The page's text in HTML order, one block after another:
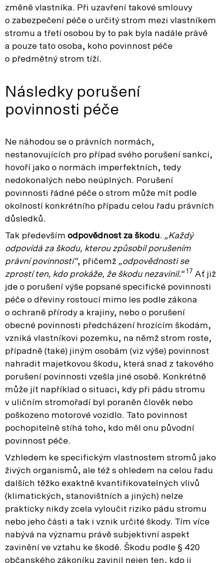
změně vlastníka. Při uzavření takové smlouvy
o zabezpečení péče o určitý strom mezi vlastníkem
stromu a třetí osobou by to pak byla nadále právě
a pouze tato osoba, koho povinnost péče
o předmětný strom tíží.
Následky porušení
povinnosti péče
Ne náhodou se o právních normách,
nestanovujících pro případ svého porušení sankci,
hovoří jako o normách imperfektních, tedy
nedokonalých nebo neúplných. Porušení
povinnosti řádné péče o strom může mít podle
okolností konkrétního případu celou řadu právních
důsledků.
Tak především odpovědnost za škodu. „Každý
odpovídá za škodu, kterou způsobil porušením
právní povinnosti“, přičemž „odpovědnosti se
zprostí ten, kdo prokáže, že škodu nezavinil.“17 Ať již
jde o porušení výše popsané specifické povinnosti
péče o dřeviny rostoucí mimo les podle zákona
o ochraně přírody a krajiny, nebo o porušení
obecné povinnosti předcházení hrozícím škodám,
vzniká vlastníkovi pozemku, na němž strom roste,
případně (také) jiným osobám (viz výše) povinnost
nahradit majetkovou škodu, která snad z takového
porušení povinnosti vzešla jiné osobě. Konkrétně
může jít například o situaci, kdy při pádu stromu
v uličním stromořadí byl poraněn člověk nebo
poškozeno motorové vozidlo. Tato povinnost
pochopitelně stíhá toho, kdo měl onu původní
povinnost péče.
Vzhledem ke specifickým vlastnostem stromů jako
živých organismů, ale též s ohledem na celou řadu
dalších těžko exaktně kvantifikovatelných vlivů
(klimatických, stanovištních a jiných) nelze
prakticky nikdy zcela vyloučit riziko pádu stromu
nebo jeho části a tak i vznik určité škody. Tím více
nabývá na významu právě subjektivní aspekt
zavinění ve vztahu ke škodě. Škodu podle § 420
občanského zákoníku zavinil nejen ten, kdo ji